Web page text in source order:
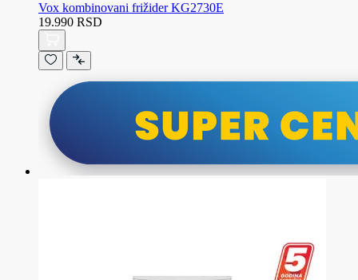
Vox kombinovani frižider KG2730E
19.990 RSD